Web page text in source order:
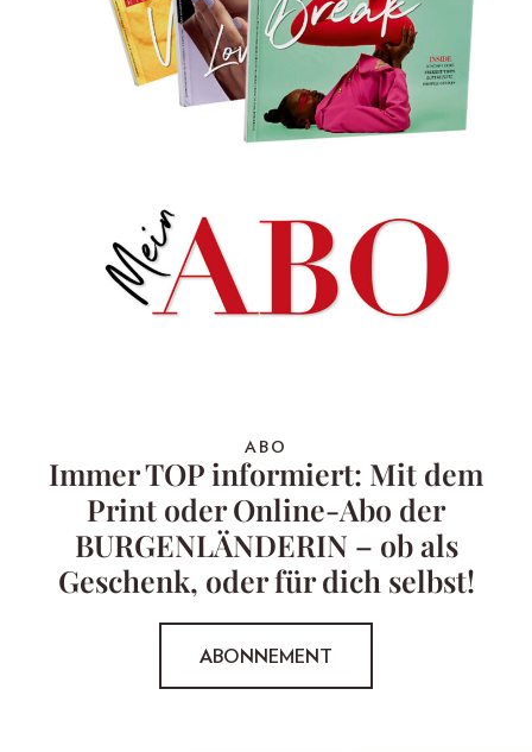
ABO
Immer TOP informiert: Mit dem
Print oder Online-Abo der
BURGENLÄNDERIN – ob als
Geschenk, oder für dich selbst!
ABONNEMENT